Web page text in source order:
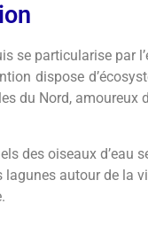
se particularise par
dispose
du Nord, amoureux
des oiseaux d’eau
lagunes autour de la